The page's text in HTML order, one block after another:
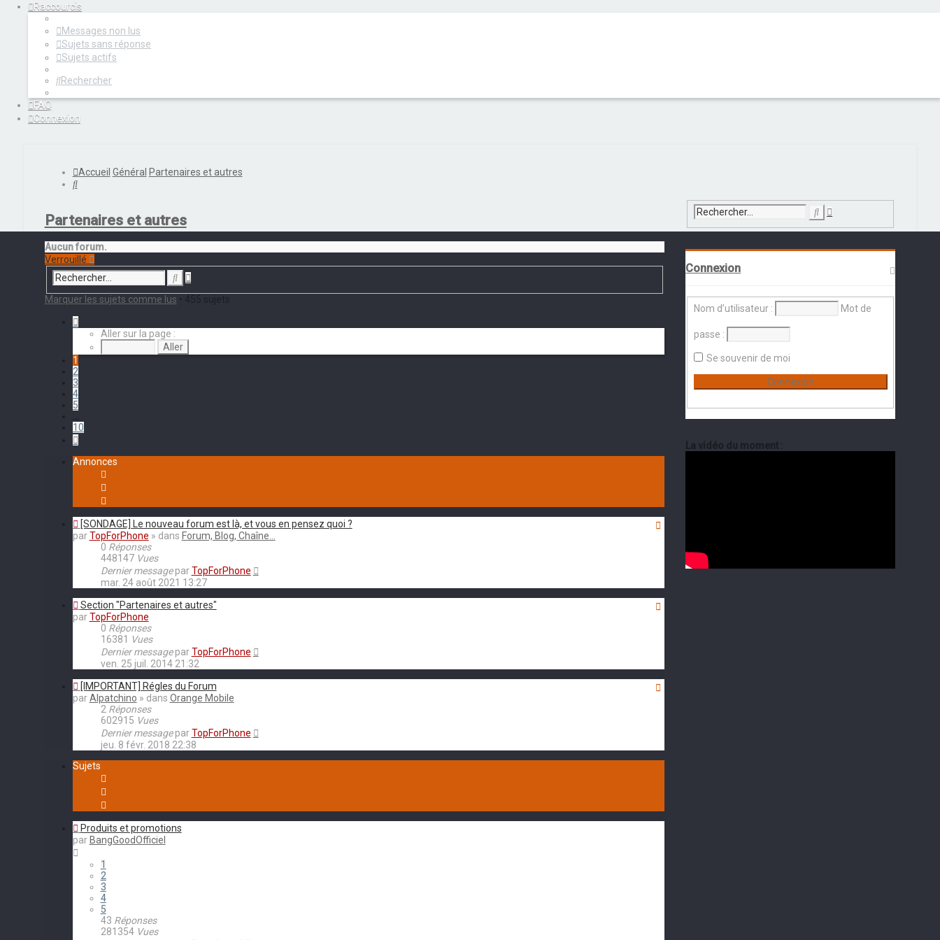
Raccourcis
Messages non lus
Sujets sans réponse
Sujets actifs
Rechercher
FAQ
Connexion
Accueil Général Partenaires et autres
Rechercher
Partenaires et autres
Aucun forum.
Verrouillé
Rechercher
Recherche
avancée
Marquer les sujets comme lus
Page
1
10
Aller sur la page :
1
2
3
4
5
…
10
Suivant
Annonces
[SONDAGE] Le nouveau forum est là, et vous en pensez quoi ?
parTopForPhone » dans Forum, Blog, Chaîne...
0 Réponses
448147 Vues
Dernier messageparTopForPhone
mar. 24 août 2021 13:27
Section "Partenaires et autres"
parTopForPhone
0 Réponses
16381 Vues
Dernier messageparTopForPhone
ven. 25 juil. 2014 21:32
[IMPORTANT] Régles du Forum
parAlpatchino » dans Orange Mobile
2 Réponses
602915 Vues
Dernier messageparTopForPhone
jeu. 8 févr. 2018 22:38
Sujets
Produits et promotions
par BangGoodOfficiel
1
2
3
4
5
43 Réponses
281354 Vues
Rechercher
avancée
Connexion
Nom d’utilisateur : Mot de
passe :
Se souvenir de moi